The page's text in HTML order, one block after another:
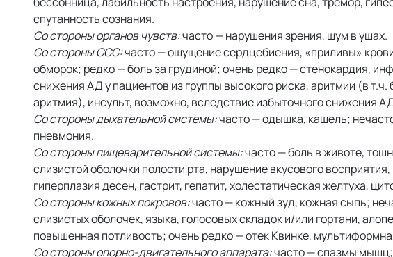
спутанность сознания.
Со стороны органов чувств:часто — нарушения зрения, шум в ушах.
Со стороны ССС:часто — ощущение сердцебиения, «приливы»
обморок; редко — боль за грудиной; очень редко — стенокардия,
снижения АД у пациентов из группы высокого риска, аритмии (в
аритмия), инсульт, возможно, вследствие избыточного снижения
Со стороны дыхательной системы:часто — одышка, кашель;
пневмония.
Со стороны пищеварительной системы:часто — боль в животе,
слизистой оболочки полости рта, нарушение вкусового
гиперплазия десен, гастрит, гепатит, холестатическая желтуха,
Со стороны кожных покровов:часто — кожный зуд, кожная сыпь;
слизистых оболочек, языка, голосовых складок и/или гортани,
повышенная потливость; очень редко — отек Квинке,
Со стороны опорно-двигательного аппарата:часто — спазмы мышц;